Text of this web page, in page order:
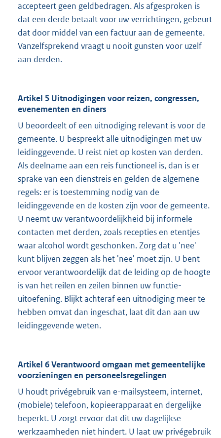
accepteert geen geldbedragen. Als afgesproken is
dat een derde betaalt voor uw verrichtingen, gebeurt
dat door middel van een factuur aan de gemeente.
Vanzelfsprekend vraagt u nooit gunsten voor uzelf
aan derden.
Artikel 5 Uitnodigingen voor reizen, congressen,
evenementen en diners
U beoordeelt of een uitnodiging relevant is voor de
gemeente. U bespreekt alle uitnodigingen met uw
leidinggevende. U reist niet op kosten van derden.
Als deelname aan een reis functioneel is, dan is er
sprake van een dienstreis en gelden de algemene
regels: er is toestemming nodig van de
leidinggevende en de kosten zijn voor de gemeente.
U neemt uw verantwoordelijkheid bij informele
contacten met derden, zoals recepties en etentjes
waar alcohol wordt geschonken. Zorg dat u 'nee'
kunt blijven zeggen als het 'nee' moet zijn. U bent
ervoor verantwoordelijk dat de leiding op de hoogte
is van het reilen en zeilen binnen uw functie-
uitoefening. Blijkt achteraf een uitnodiging meer te
hebben omvat dan ingeschat, laat dit dan aan uw
leidinggevende weten.
Artikel 6 Verantwoord omgaan met gemeentelijke
voorzieningen en personeelsregelingen
U houdt privégebruik van e-mailsysteem, internet,
(mobiele) telefoon, kopieerapparaat en dergelijke
beperkt. U zorgt ervoor dat dit uw dagelijkse
werkzaamheden niet hindert. U laat uw privégebruik